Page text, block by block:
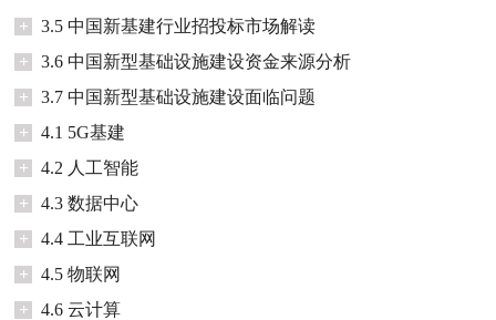
+
3.5 中国新基建行业招投标市场解读
+
3.6 中国新型基础设施建设资金来源分析
+
3.7 中国新型基础设施建设面临问题
+
4.1 5G基建
+
4.2 人工智能
+
4.3 数据中心
+
4.4 工业互联网
+
4.5 物联网
+
4.6 云计算